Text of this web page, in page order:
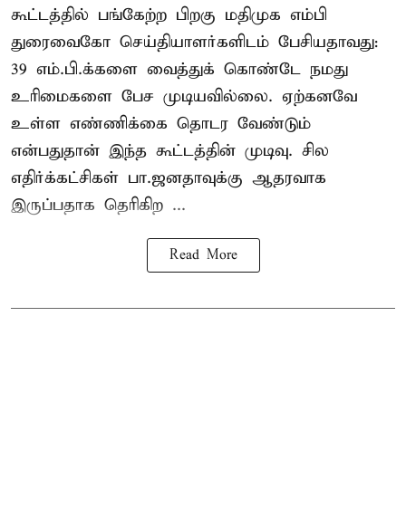
கூட்டத்தில் பங்கேற்ற பிறகு மதிமுக எம்பி
துரைவைகோ செய்தியாளர்களிடம் பேசியதாவது:
39 எம்.பி.க்களை வைத்துக் கொண்டே நமது
உரிமைகளை பேச முடியவில்லை. ஏற்கனவே
உள்ள எண்ணிக்கை தொடர வேண்டும்
என்பதுதான் இந்த கூட்டத்தின் முடிவு. சில
எதிர்க்கட்சிகள் பா.ஜனதாவுக்கு ஆதரவாக
இருப்பதாக தெரிகிற ...
Read More